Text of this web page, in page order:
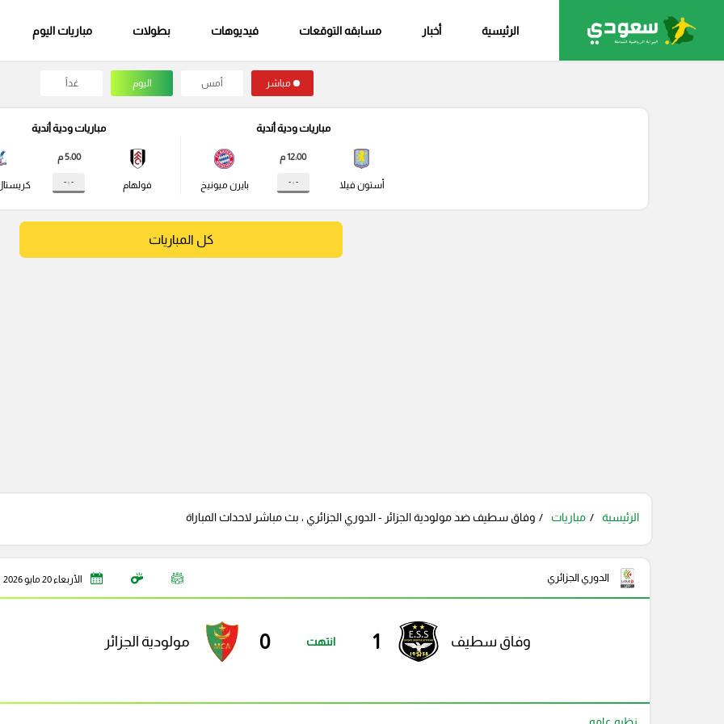
الرئيسية أخبار مسابقه التوقعات فيديوهات بطولات مباريات اليوم
مباشر أمس اليوم غداً
مباريات ودية أندية
أستون فيلا
12:00 م
- : - بايرن ميونيخ
مباريات ودية أندية
فولهام
5:00 م
- : -
كل المباريات
الرئيسية مباريات وفاق سطيف ضد مولودية الجزائر - الدوري الجزائري ، بث مباشر لاحداث المباراة
الدوري الجزائري الأربعاء 20 مايو 2026
وفاق سطيف 1 انتهت 0 مولودية الجزائر